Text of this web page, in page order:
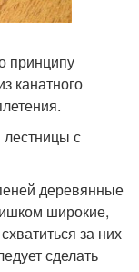
принципу
канатного
лестницы с
деревянные
широкие,
за них
сделать